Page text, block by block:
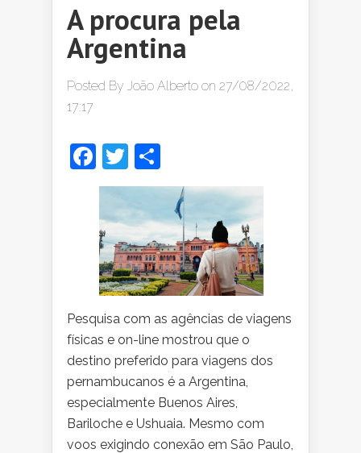
A procura pela
Argentina
Posted By João Alberto on 27/08/2022,
17:17
Facebook
Twitter
Pesquisa com as agências de viagens
físicas e on-line mostrou que o
destino preferido para viagens dos
pernambucanos é a Argentina,
especialmente Buenos Aires,
Bariloche e Ushuaia. Mesmo com
voos exigindo conexão em São Paulo,